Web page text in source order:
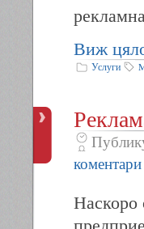
Виж
Услуги
Наскоро